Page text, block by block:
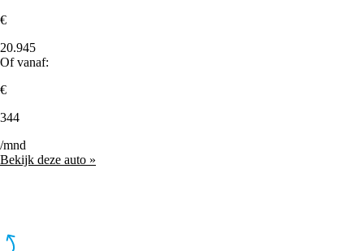
€
20.945
Of vanaf:
€
344
/mnd
Bekijk deze auto »